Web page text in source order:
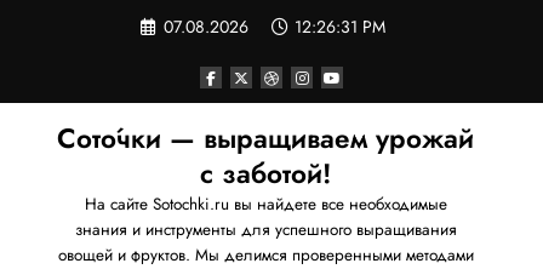
07.08.2026 12:26:32 PM
Сото́чки — выращиваем урожай
с заботой!
На сайте Sotochki.ru вы найдете все необходимые
знания и инструменты для успешного выращивания
овощей и фруктов. Мы делимся проверенными методами